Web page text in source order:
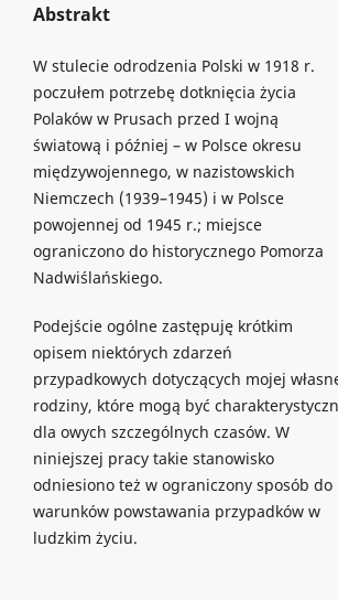
Abstrakt
W stulecie odrodzenia Polski w 1918 r.
poczułem potrzebę dotknięcia życia
Polaków w Prusach przed I wojną
światową i później – w Polsce okresu
międzywojennego, w nazistowskich
Niemczech (1939–1945) i w Polsce
powojennej od 1945 r.; miejsce
ograniczono do historycznego Pomorza
Nadwiślańskiego.
Podejście ogólne zastępuję krótkim
opisem niektórych zdarzeń
przypadkowych dotyczących mojej
rodziny, które mogą być
dla owych szczególnych czasów. W
niniejszej pracy takie stanowisko
odniesiono też w ograniczony sposób do
warunków powstawania przypadków w
ludzkim życiu.